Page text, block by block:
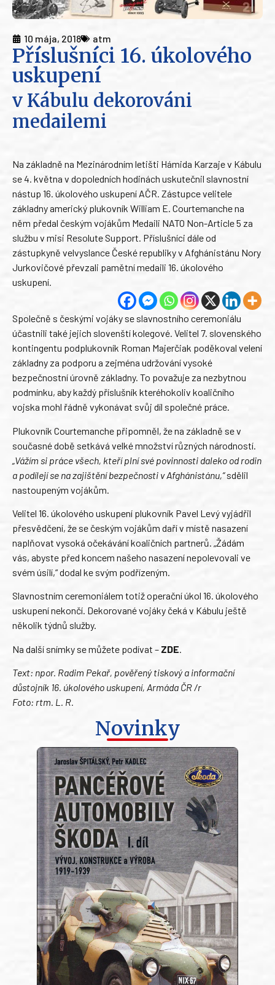
10 mája, 2018 atm
Příslušníci 16. úkolového
uskupení
v Kábulu dekorováni
medailemi
Na základně na Mezinárodním letišti Hámida Karzaje v Kábulu
se 4. května v dopoledních hodinách uskutečnil slavnostní
nástup 16. úkolového uskupení AČR. Zástupce velitele
základny americký plukovník William E. Courtemanche na
něm předal českým vojákům Medaili NATO Non-Article 5 za
službu v misi Resolute Support. Příslušníci dále od
zástupkyně velvyslance České republiky v Afghánistánu Nory
Jurkovičové převzali pamětní medaili 16. úkolového
uskupení.
Společně s českými vojáky se slavnostního ceremoniálu
účastnili také jejich slovenští kolegové. Velitel 7. slovenského
kontingentu podplukovník Roman Majerčiak poděkoval velení
základny za podporu a zejména udržování vysoké
bezpečnostní úrovně základny. To považuje za nezbytnou
podmínku, aby každý příslušník kteréhokoliv koaličního
vojska mohl řádně vykonávat svůj díl společné práce.
Plukovník Courtemanche připomněl, že na základně se v
současné době setkává velké množství různých národností.
„Vážím si práce všech, kteří plní své povinnosti daleko od rodin
a podílejí se na zajištění bezpečnosti v Afghánistánu,“sdělil
nastoupeným vojákům.
Velitel 16. úkolového uskupení plukovník Pavel Levý vyjádřil
přesvědčení, že se českým vojákům daří v místě nasazení
naplňovat vysoká očekávání koaličních partnerů. „Žádám
vás, abyste před koncem našeho nasazení nepolevovali ve
svém úsilí,“ dodal ke svým podřízeným.
Slavnostním ceremoniálem totiž operační úkol 16. úkolového
uskupení nekončí. Dekorované vojáky čeká v Kábulu ještě
několik týdnů služby.
Na další snímky se můžete podívat – ZDE
Text: npor. Radim Pekař, pověřený tiskový a informační
důstojník 16. úkolového uskupení, Armáda ČR /r
Foto: rtm. L. R.
Novinky